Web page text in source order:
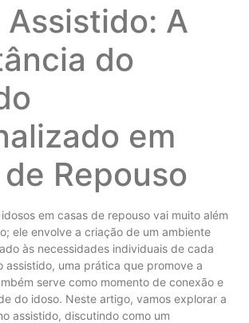
Assistido: A
do
em
Repouso
em casas de repouso vai muito além
ele envolve a criação de um ambiente
às necessidades individuais de cada
assistido, uma prática que promove a
serve como momento de conexão e
do idoso. Neste artigo, vamos explorar a
assistido, discutindo como um